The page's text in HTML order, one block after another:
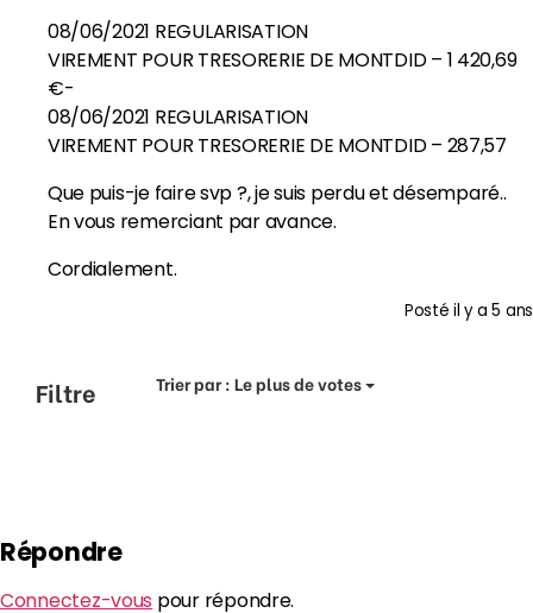
08/06/2021 REGULARISATION
VIREMENT POUR TRESORERIE DE MONTDID – 1 420,69
€-
08/06/2021 REGULARISATION
VIREMENT POUR TRESORERIE DE MONTDID – 287,57
Que puis-je faire svp ?, je suis perdu et désemparé..
En vous remerciant par avance.
Cordialement.
Postéil y a 5 ans
Filtre Trier par :Le plus de votes
Répondre
Connectez-vous pour répondre.